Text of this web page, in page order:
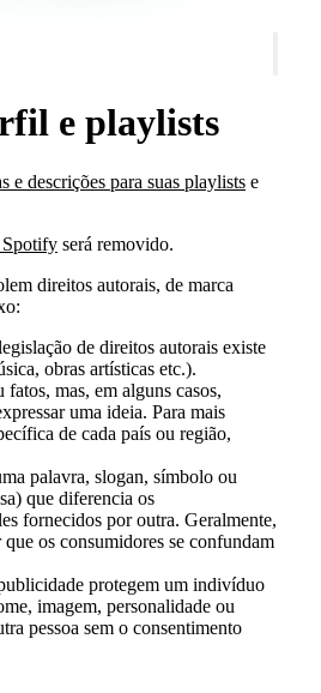
e playlists
e descrições para suas playlists e
Spotify será removido.
direitos autorais, de marca
de direitos autorais existe
obras artísticas etc.).
mas, em alguns casos,
uma ideia. Para mais
de cada país ou região,
palavra, slogan, símbolo ou
que diferencia os
fornecidos por outra. Geralmente,
os consumidores se confundam
protegem um indivíduo
imagem, personalidade ou
pessoa sem o consentimento